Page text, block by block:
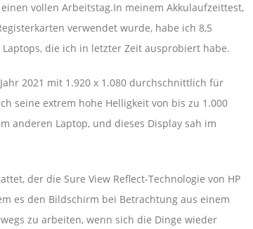
vollen Arbeitstag.In meinem Akkulaufzeittest,
verwendet wurde, habe ich 8,5
die ich in letzter Zeit ausprobiert habe.
2021 mit 1.920 x 1.080 durchschnittlich für
seine extrem hohe Helligkeit von bis zu 1.000
anderen Laptop, und dieses Display sah im
der die Sure View Reflect-Technologie von HP
es den Bildschirm bei Betrachtung aus einem
zu arbeiten, wenn sich die Dinge wieder